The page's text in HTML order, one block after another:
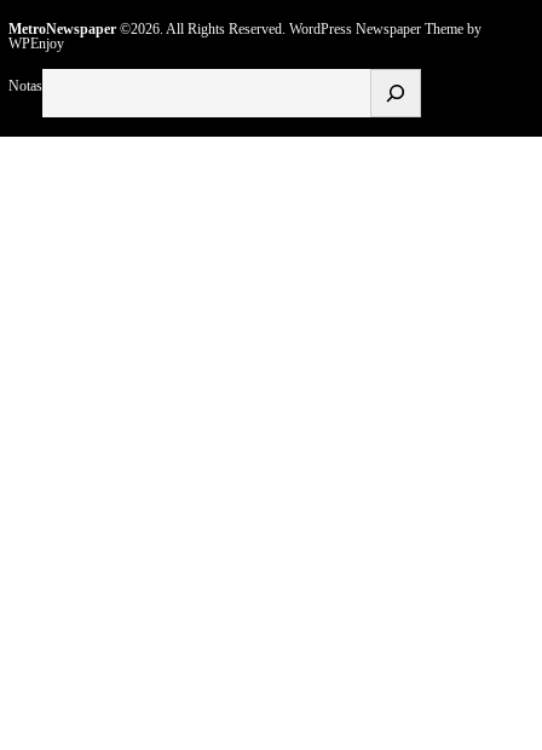
MetroNewspaper©2026. All Rights Reserved. WordPress Newspaper Themeby
WPEnjoy
Notas